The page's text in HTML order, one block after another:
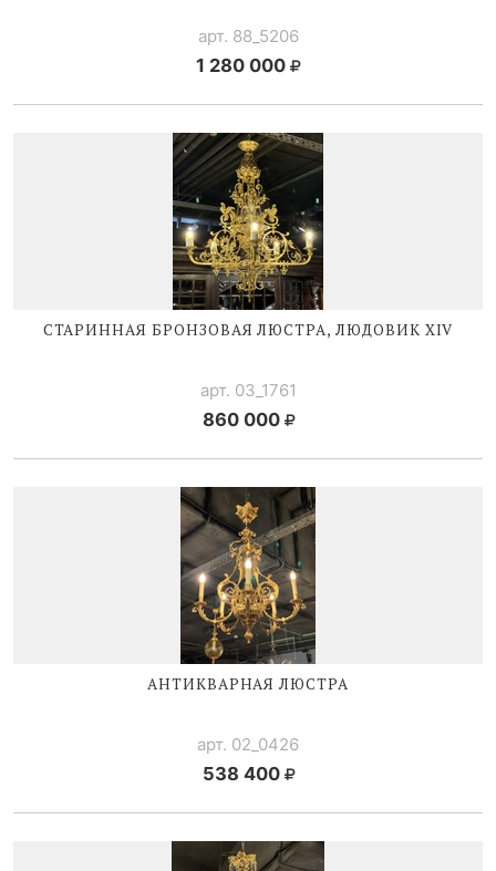
арт. 88_5206
1 280 000
СТАРИННАЯ БРОНЗОВАЯ ЛЮСТРА,ЛЮДОВИК XIV
арт. 03_1761
860 000
АНТИКВАРНАЯ ЛЮСТРА
арт. 02_0426
538 400